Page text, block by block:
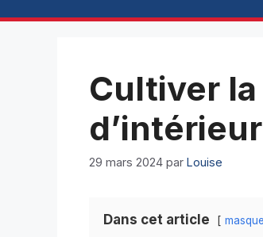
Cultiver
d’intérieur
29 mars 2024 par Louise
Dans cet article